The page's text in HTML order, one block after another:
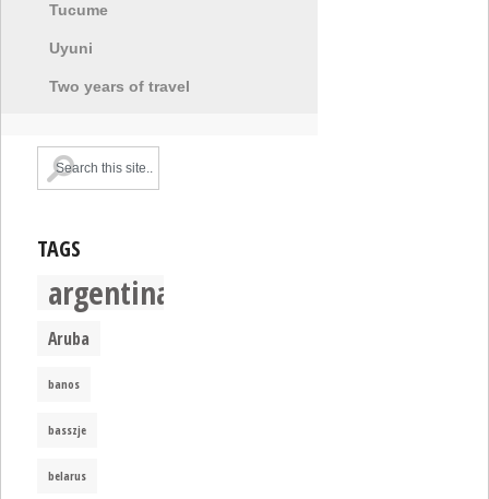
Tucume
Uyuni
Two years of travel
TAGS
argentina
Aruba
banos
basszje
belarus